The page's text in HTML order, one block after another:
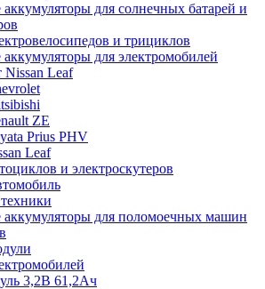
для солнечных батарей и
и трициклов
для электромобилей
Nissan Leaf
ZE
Prius PHV
Leaf
и электроскутеров
для поломоечных машин
3,2В 61,2Ач